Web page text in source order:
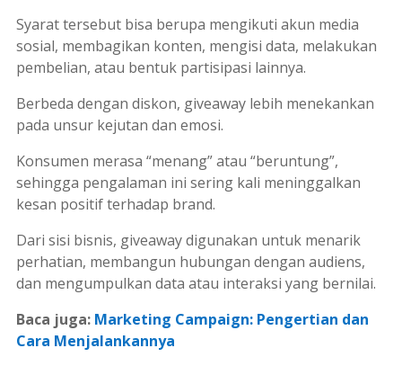
Syarat tersebut bisa berupa mengikuti akun media
sosial, membagikan konten, mengisi data, melakukan
pembelian, atau bentuk partisipasi lainnya.
Berbeda dengan diskon, giveaway lebih menekankan
pada unsur kejutan dan emosi.
Konsumen merasa “menang” atau “beruntung”,
sehingga pengalaman ini sering kali meninggalkan
kesan positif terhadap brand.
Dari sisi bisnis, giveaway digunakan untuk menarik
perhatian, membangun hubungan dengan audiens,
dan mengumpulkan data atau interaksi yang bernilai.
Baca juga: Marketing Campaign: Pengertian dan
Cara Menjalankannya